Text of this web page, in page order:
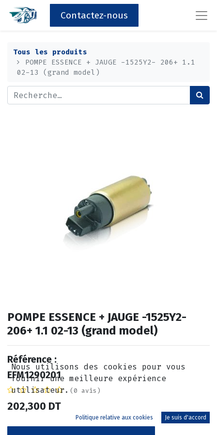
Contactez-nous
Tous les produits
POMPE ESSENCE + JAUGE -1525Y2- 206+ 1.1
02-13 (grand model)
POMPE ESSENCE + JAUGE -1525Y2-
206+ 1.1 02-13 (grand model)
Référence :
EFM1290201
(0 avis)
202,300 DT
Nous utilisons des cookies pour vous
fournir une meilleure expérience
utilisateur.
Politique relative aux cookies Je suis d'accord